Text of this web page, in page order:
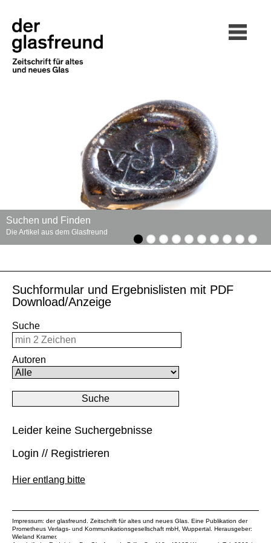
Suchen und Finden
Die Artikel aus dem Glasfreund
Suchformular und Ergebnislisten mit PDF
Download/Anzeige
Suche
Autoren
Leider keine Suchergebnisse
Login // Registrieren
Hier entlang bitte
Impressum: der glasfreund. Zeitschrift für altes und neues Glas. Eine Publikation der
Prometheus Verlags- und Kommunikationsgesellschaft mbH , Wuppertal. Herausgeber:
Wieland Kramer.